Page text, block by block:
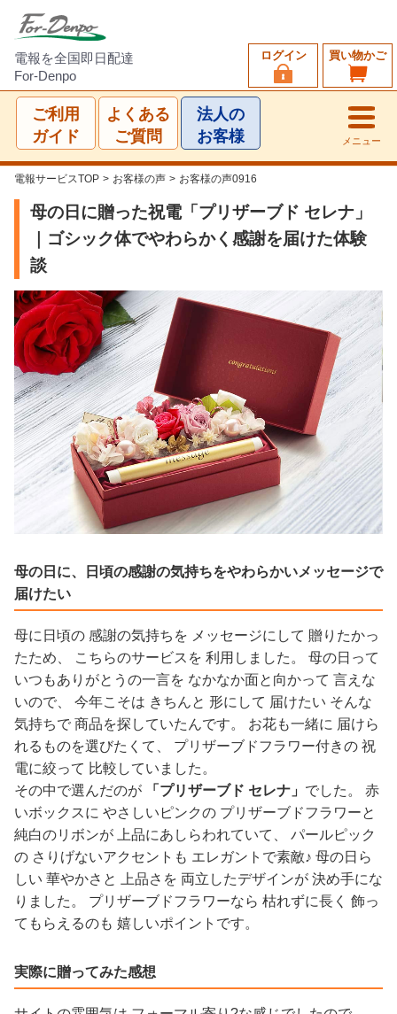
電報を全国即日配達
For-Denpo
買い物かご
ログイン
ご利用
ガイド
よくある
ご質問
法人の
お客様
メニュー
電報サービスTOP > お客様の声 > お客様の声0916
母の日に贈った祝電「プリザーブド セレナ」
｜ゴシック体でやわらかく感謝を届けた体験
談
母の日に、日頃の感謝の気持ちをやわらかいメッセージで
届けたい
母に日頃の 感謝の気持ちを メッセージにして 贈りたかっ
たため、 こちらのサービスを 利用しました。 母の日って
いつもありがとうの一言を なかなか面と向かって 言えな
いので、 今年こそは きちんと 形にして 届けたい そんな
気持ちで 商品を探していたんです。 お花も一緒に 届けら
れるものを選びたくて、 プリザーブドフラワー付きの 祝
電に絞って 比較していました。
その中で選んだのが
「プリザーブド セレナ」 でした。 赤
いボックスに やさしいピンクの プリザーブドフラワーと
純白のリボンが 上品にあしらわれていて、 パールピック
の さりげないアクセントも エレガントで素敵♪ 母の日ら
しい 華やかさと 上品さを 両立したデザインが 決め手にな
りました。 プリザーブドフラワーなら 枯れずに長く 飾っ
てもらえるのも 嬉しいポイントです。
実際に贈ってみた感想